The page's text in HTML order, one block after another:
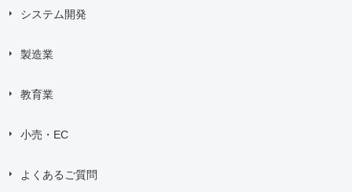
システム開発
製造業
教育業
小売・EC
よくあるご質問